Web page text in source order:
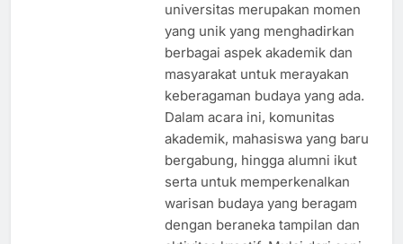
universitas merupakan momen
yang unik yang menghadirkan
berbagai aspek akademik dan
masyarakat untuk merayakan
keberagaman budaya yang ada.
Dalam acara ini, komunitas
akademik, mahasiswa yang baru
bergabung, hingga alumni ikut
serta untuk memperkenalkan
warisan budaya yang beragam
dengan beraneka tampilan dan